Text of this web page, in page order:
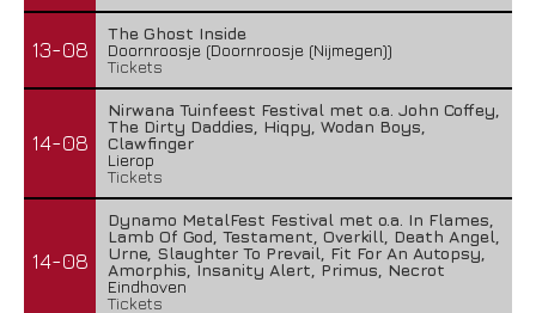
13-08
The Ghost Inside
Doornroosje (Doornroosje (Nijmegen))
Tickets
14-08
Nirwana Tuinfeest Festival met o.a. John Coffey,
The Dirty Daddies, Hiqpy, Wodan Boys,
Clawfinger
Lierop
Tickets
14-08
Dynamo MetalFest Festival met o.a. In Flames,
Lamb Of God, Testament, Overkill, Death Angel,
Urne, Slaughter To Prevail, Fit For An Autopsy,
Amorphis, Insanity Alert, Primus, Necrot
Eindhoven
Tickets